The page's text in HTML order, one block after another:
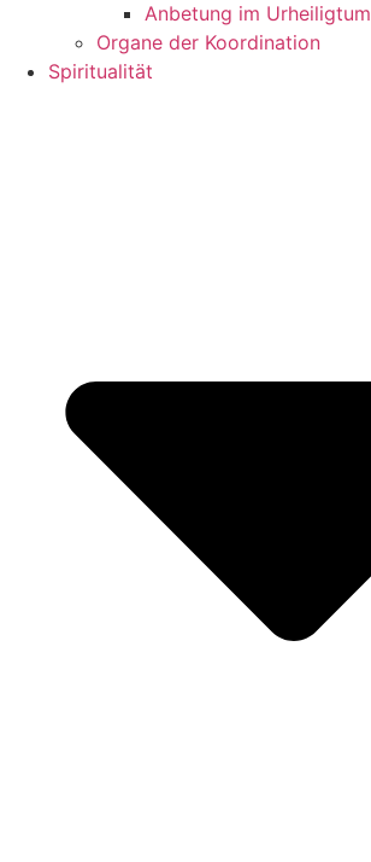
Anbetung im Urheiligtum
Organe der Koordination
Spiritualität